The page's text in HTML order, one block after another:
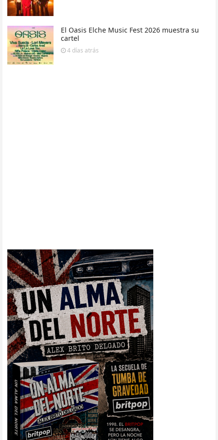
El Oasis Elche Music Fest 2026 muestra su
cartel
4 días atrás